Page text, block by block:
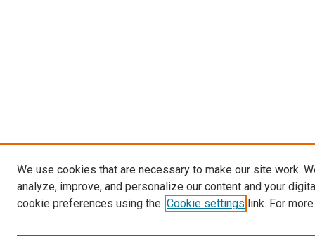
We use cookies that are necessary to make our site work.
analyze, improve, and personalize our content and your
cookie preferences using the Cookie settings link. For